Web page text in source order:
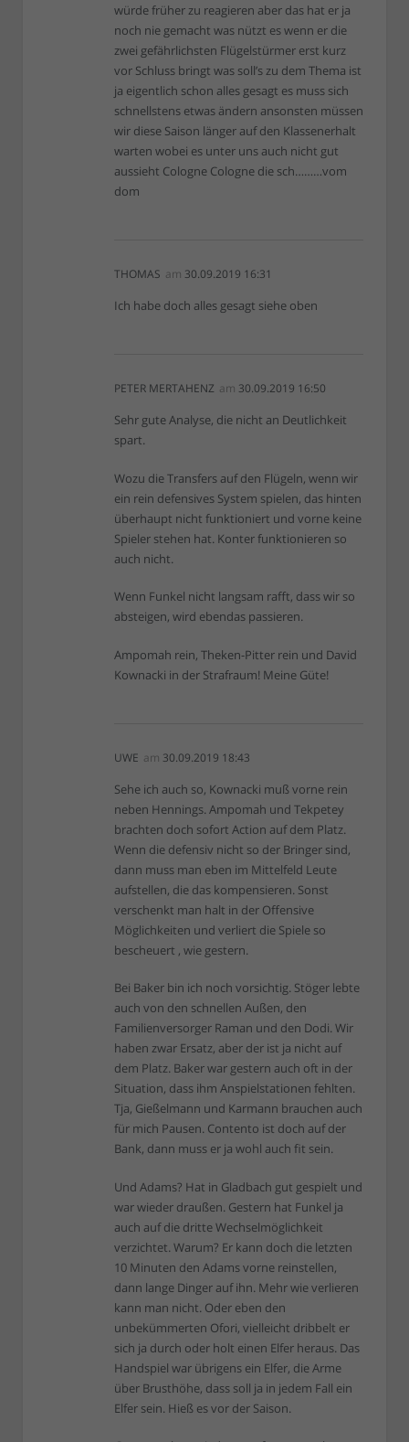
würde früher zu reagieren aber das hat er ja
noch nie gemacht was nützt es wenn er die
zwei gefährlichsten Flügelstürmer erst kurz
vor Schluss bringt was soll’s zu dem Thema ist
ja eigentlich schon alles gesagt es muss sich
schnellstens etwas ändern ansonsten müssen
wir diese Saison länger auf den Klassenerhalt
warten wobei es unter uns auch nicht gut
aussieht Cologne Cologne die sch………vom
dom
THOMAS am 30.09.2019 16:31
Ich habe doch alles gesagt siehe oben
PETER MERTAHENZ am 30.09.2019 16:50
Sehr gute Analyse, die nicht an Deutlichkeit
spart.
Wozu die Transfers auf den Flügeln, wenn wir
ein rein defensives System spielen, das hinten
überhaupt nicht funktioniert und vorne keine
Spieler stehen hat. Konter funktionieren so
auch nicht.
Wenn Funkel nicht langsam rafft, dass wir so
absteigen, wird ebendas passieren.
Ampomah rein, Theken-Pitter rein und David
Kownacki in der Strafraum! Meine Güte!
UWE am 30.09.2019 18:43
Sehe ich auch so, Kownacki muß vorne rein
neben Hennings. Ampomah und Tekpetey
brachten doch sofort Action auf dem Platz.
Wenn die defensiv nicht so der Bringer sind,
dann muss man eben im Mittelfeld Leute
aufstellen, die das kompensieren. Sonst
verschenkt man halt in der Offensive
Möglichkeiten und verliert die Spiele so
bescheuert , wie gestern.
Bei Baker bin ich noch vorsichtig. Stöger lebte
auch von den schnellen Außen, den
Familienversorger Raman und den Dodi. Wir
haben zwar Ersatz, aber der ist ja nicht auf
dem Platz. Baker war gestern auch oft in der
Situation, dass ihm Anspielstationen fehlten.
Tja, Gießelmann und Karmann brauchen auch
für mich Pausen. Contento ist doch auf der
Bank, dann muss er ja wohl auch fit sein.
Und Adams? Hat in Gladbach gut gespielt und
war wieder draußen. Gestern hat Funkel ja
auch auf die dritte Wechselmöglichkeit
verzichtet. Warum? Er kann doch die letzten
10 Minuten den Adams vorne reinstellen,
dann lange Dinger auf ihn. Mehr wie verlieren
kann man nicht. Oder eben den
unbekümmerten Ofori, vielleicht dribbelt er
sich ja durch oder holt einen Elfer heraus. Das
Handspiel war übrigens ein Elfer, die Arme
über Brusthöhe, dass soll ja in jedem Fall ein
Elfer sein. Hieß es vor der Saison.